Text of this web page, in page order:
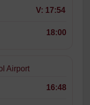
V: 17:54
18:00
Airport
16:48